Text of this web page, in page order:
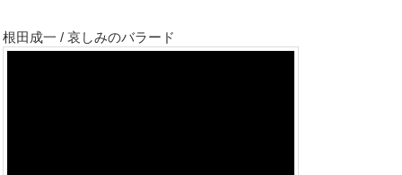
根田成一 / 哀しみのバラード